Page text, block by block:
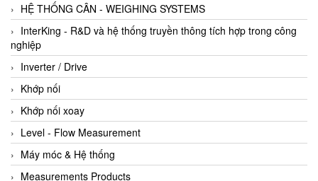
HỆ THỐNG CÂN - WEIGHING SYSTEMS
InterKing - R&D và hệ thống truyền thông tích hợp trong công
nghiệp
Inverter / Drive
Khớp nối
Khớp nối xoay
Level - Flow Measurement
Máy móc & Hệ thống
Measurements Products